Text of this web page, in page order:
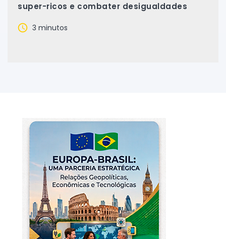
super-ricos e combater desigualdades
3 minutos